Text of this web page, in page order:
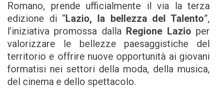
Romano, prende ufficialmente il via la terza
edizione di “Lazio, la bellezza del Talento”,
l’iniziativa promossa dalla Regione Lazio per
valorizzare le bellezze paesaggistiche del
territorio e offrire nuove opportunità ai giovani
formatisi nei settori della moda, della musica,
del cinema e dello spettacolo.